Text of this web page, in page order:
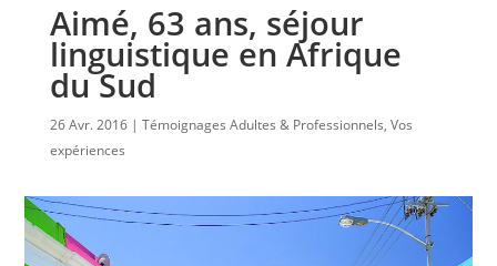
Aimé, 63 ans, séjour
linguistique en Afrique
du Sud
26 Avr. 2016 Témoignages Adultes & Professionnels, Vos
expériences